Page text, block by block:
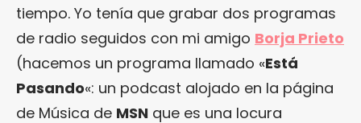
tiempo. Yo tenía que grabar dos programas
de radio seguidos con mi amigo Borja Prieto
(hacemos un programa llamado «Está
Pasando«: un podcast alojado en la página
de Música de MSN que es una locura